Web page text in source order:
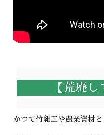
【荒廃し
かつて竹細工や農業資材と